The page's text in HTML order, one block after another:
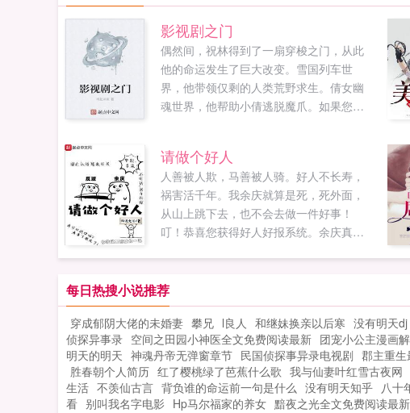
影视剧之门
偶然间，祝林得到了一扇穿梭之门，从此
他的命运发生了巨大改变。雪国列车世
界，他带领仅剩的人类荒野求生。倩女幽
魂世界，他帮助小倩逃脱魔爪。如果您喜
请做个好人
人善被人欺，马善被人骑。好人不长寿，
祸害活千年。我余庆就算是死，死外面，
从山上跳下去，也不会去做一件好事！
叮！恭喜您获得好人好报系统。余庆真
给朋友...
每日热搜小说推荐
穿成郁阴大佬的未婚妻 攀兄 l良人 和继妹换亲以后寒 没有明天dj
侦探异事录 空间之田园小神医全文免费阅读最新 团宠小公主漫画
明天的明天 神魂丹帝无弹窗章节 民国侦探事异录电视剧 郡主重
胜春朝个人简历 红了樱桃绿了芭蕉什么歌 我与仙妻叶红雪古夜网
生活 不羡仙古言 背负谁的命运前一句是什么 没有明天知乎 八十
看 别叫我名字电影 Hp马尔福家的养女 黯夜之光全文免费阅读最